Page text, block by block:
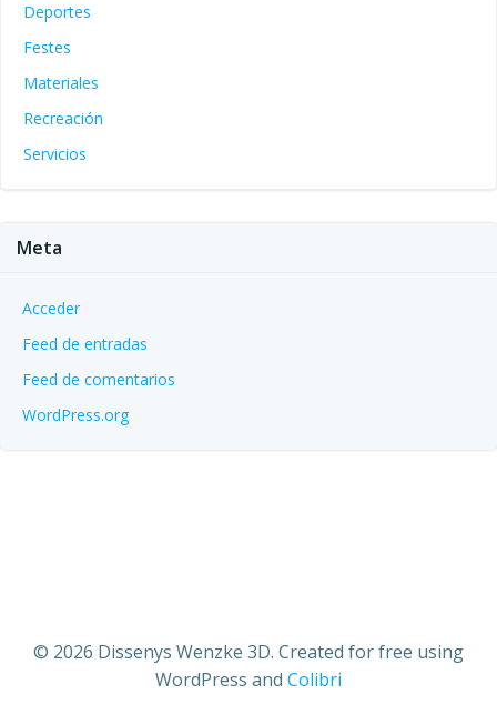
Deportes
Festes
Materiales
Recreación
Servicios
Meta
Acceder
Feed de entradas
Feed de comentarios
WordPress.org
© 2026 Dissenys Wenzke 3D. Created for free using
WordPress and Colibri